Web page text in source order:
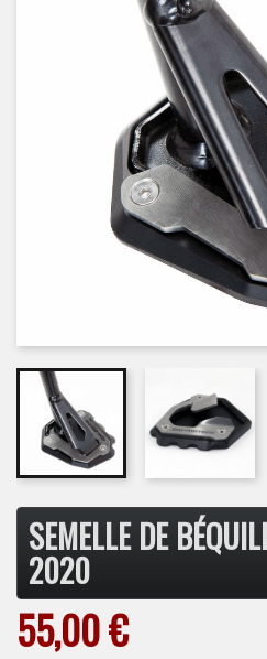
SEMELLE DE
2020
55,00 €